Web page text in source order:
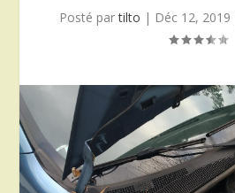
Posté partilto | Déc 12, 2019